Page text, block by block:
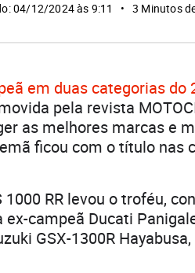
04/12/2024 às 9:11 3 Minutos
em duas categorias do
pela revista
as melhores marcas e
ficou com o título nas
RR levou o troféu,
campeã Ducati
GSX-1300R